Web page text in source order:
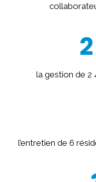
la gestion de 2
l’entretien de 6